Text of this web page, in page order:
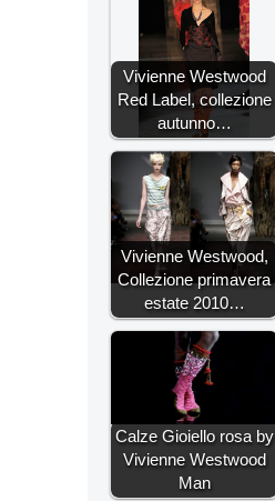
Vivienne Westwood
Red Label, collezione
autunno…
Vivienne Westwood,
Collezione primavera
estate 2010…
Calze Gioiello rosa by
Vivienne Westwood
Man